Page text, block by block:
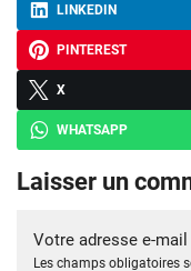
LINKEDIN
PINTEREST
X
WHATSAPP
Laisser un
Votre adresse e-
Les champs obligatoires